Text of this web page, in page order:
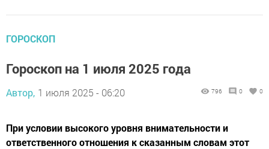
ГОРОСКОП
Гороскоп на 1 июля 2025 года
Автор, 1 июля 2025 - 06:20 796 0 0
При условии высокого уровня внимательности и
ответственного отношения к сказанным словам этот